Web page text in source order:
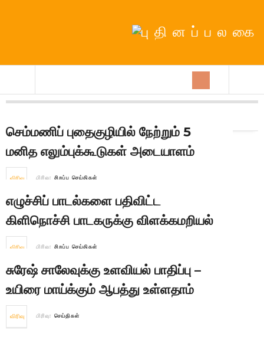
செம்மணிப் புதைகுழியில் நேற்றும் 5
மனித எலும்புக்கூடுகள் அடையாளம்
விரிவு பிரிவு: சிறப்பு செய்திகள்
எழுச்சிப் பாடல்களை பதிவிட்ட
கிளிநொச்சி பாடகருக்கு விளக்கமறியல்
விரிவு பிரிவு: சிறப்பு செய்திகள்
சுரேஷ் சாலேவுக்கு உளவியல் பாதிப்பு –
உயிரை மாய்க்கும் ஆபத்து உள்ளதாம்
விரிவு பிரிவு: செய்திகள்